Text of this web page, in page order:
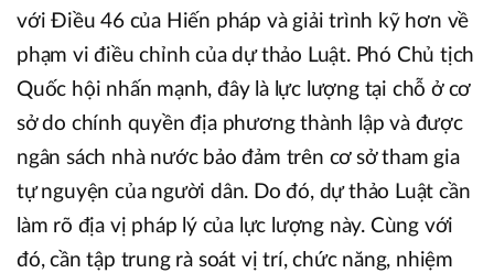
với Điều 46 của Hiến pháp và giải trình kỹ hơn về
phạm vi điều chỉnh của dự thảo Luật. Phó Chủ tịch
Quốc hội nhấn mạnh, đây là lực lượng tại chỗ ở cơ
sở do chính quyền địa phương thành lập và được
ngân sách nhà nước bảo đảm trên cơ sở tham gia
tự nguyện của người dân. Do đó, dự thảo Luật cần
làm rõ địa vị pháp lý của lực lượng này. Cùng với
đó, cần tập trung rà soát vị trí, chức năng, nhiệm